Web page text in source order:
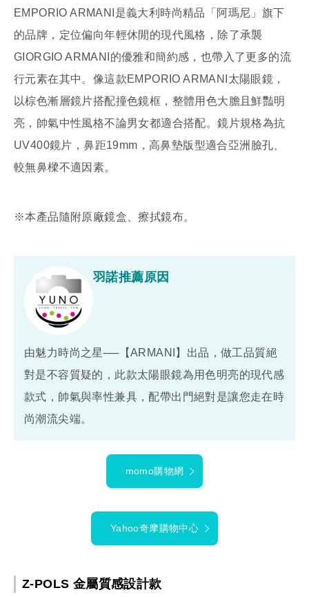
EMPORIO ARMANI是義大利時尚精品「阿瑪尼」旗下
的品牌，定位偏向年輕休閒的現代風格，除了承襲
GIORGIO ARMANI的優雅和簡約感，也帶入了更多的流
行元素在其中。像這款EMPORIO ARMANI太陽眼鏡，
以棕色漸層鏡片搭配撞色鏡框，整體用色大膽且鮮豔明
亮，帥氣中性風格不論男女都適合搭配。鏡片規格為抗
UV400鏡片，鼻距19mm，高鼻墊版型適合亞洲臉孔、
較無鼻樑不適因素。
※本產品隨附原廠鏡盒、擦拭鏡布。
羽諾推薦原因
由魅力時尚之星──【ARMANI】出品，做工品質絕
對是不容質疑的，此款太陽眼鏡為用色明亮的現代感
款式，帥氣與率性兼具，配帶出門絕對是讓您走在時
尚潮流尖端。
momo購物網
Yahoo奇摩購物中心
Z-POLS 金屬質感設計款